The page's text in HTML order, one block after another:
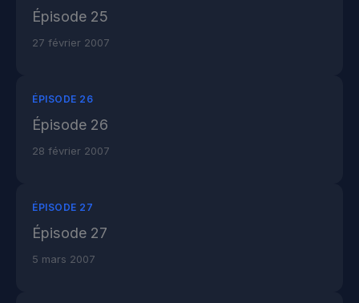
Épisode 25
27 février 2007
ÉPISODE 26
Épisode 26
28 février 2007
ÉPISODE 27
Épisode 27
5 mars 2007